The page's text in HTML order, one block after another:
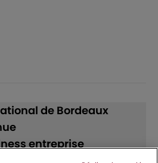
de Bordeaux
entreprise